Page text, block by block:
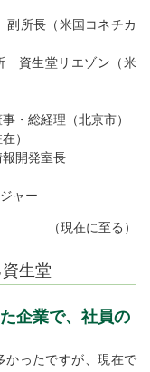
所長（米国コネチカ
資生堂リエゾン（米
総経理（北京市）
）
開発室長
ャー
（現在に至る）
生堂
企業で、社員の
かったですが、現在で